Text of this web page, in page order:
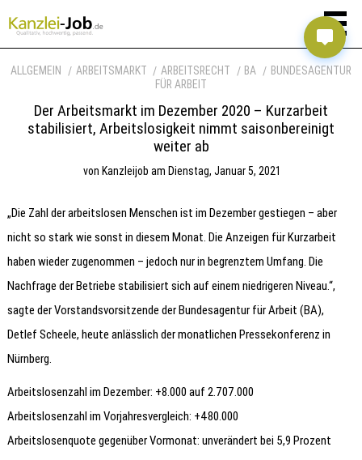
ALLGEMEIN ARBEITSMARKT ARBEITSRECHT BA
BUNDESAGENTUR
FÜR ARBEIT
Der Arbeitsmarkt im Dezember 2020 – Kurzarbeit
stabilisiert, Arbeitslosigkeit nimmt saisonbereinigt
weiter ab
von Kanzleijob am Dienstag, Januar 5, 2021
„Die Zahl der arbeitslosen Menschen ist im Dezember gestiegen – aber
nicht so stark wie sonst in diesem Monat. Die Anzeigen für Kurzarbeit
haben wieder zugenommen – jedoch nur in begrenztem Umfang. Die
Nachfrage der Betriebe stabilisiert sich auf einem niedrigeren Niveau.“,
sagte der Vorstandsvorsitzende der Bundesagentur für Arbeit (BA),
Detlef Scheele, heute anlässlich der monatlichen Pressekonferenz in
Nürnberg.
Arbeitslosenzahl im Dezember: +8.000 auf 2.707.000
Arbeitslosenzahl im Vorjahresvergleich: +480.000
Arbeitslosenquote gegenüber Vormonat: unverändert bei 5,9 Prozent